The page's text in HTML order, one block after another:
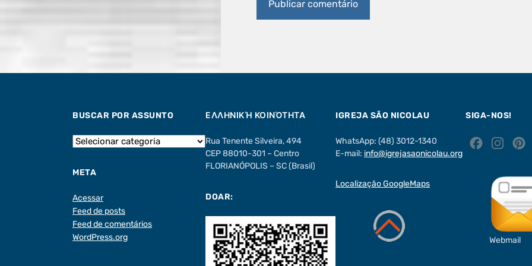
BUSCAR POR ASSUNTO
META
Acessar
Feed de posts
Feed de comentários
WordPress.org
ΕΛΛΗΝΙΚΉ ΚΟΙΝΌΤΗΤΑ
Rua Tenente Silveira, 494
CEP 88010-301 – Centro
FLORIANÓPOLIS – SC (Brasil)
DOAR:
IGREJA SÃO NICOLAU
WhatsApp: (48) 3012-1340
E-mail: info@igrejasaonicolau.org
Localização GoogleMaps
SIGA-NOS!
s
t
a
g
r
t
e
r
Webmail